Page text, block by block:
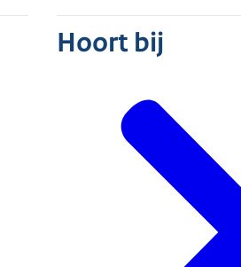
Hoort bij